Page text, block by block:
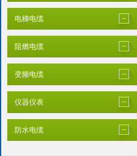
电梯电缆
阻燃电缆
变频电缆
仪器仪表
防水电缆